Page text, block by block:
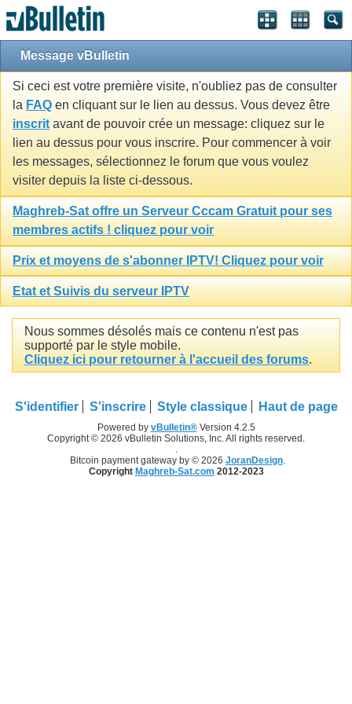
Message vBulletin
Si ceci est votre première visite, n'oubliez pas de consulter
la FAQ en cliquant sur le lien au dessus. Vous devez être
inscrit avant de pouvoir crée un message: cliquez sur le
lien au dessus pour vous inscrire. Pour commencer à voir
les messages, sélectionnez le forum que vous voulez
visiter depuis la liste ci-dessous.
Maghreb-Sat offre un Serveur Cccam Gratuit pour ses
membres actifs ! cliquez pour voir
Prix et moyens de s'abonner IPTV! Cliquez pour voir
Etat et Suivis du serveur IPTV
Nous sommes désolés mais ce contenu n'est pas
supporté par le style mobile.
Cliquez ici pour retourner à l'accueil des forums.
S'identifier S'inscrire Style classique Haut de page
Powered by vBulletin®Version 4.2.5
Copyright © 2026 vBulletin Solutions, Inc. All rights reserved.
.
Bitcoin payment gateway by © 2026 JoranDesign.
Copyright Maghreb-Sat.com 2012-2023